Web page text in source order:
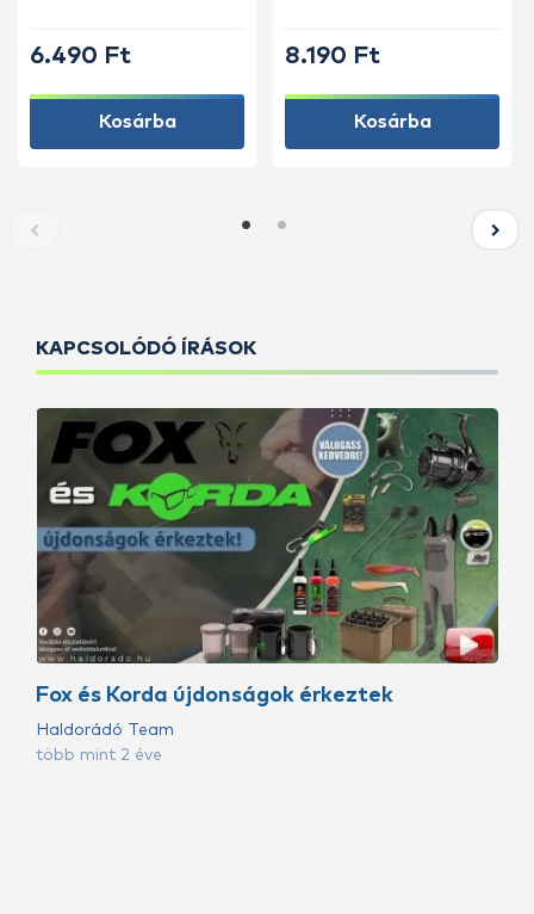
6.490 Ft
Kosárba
8.190 Ft
Kosárba
KAPCSOLÓDÓ ÍRÁSOK
Fox és Korda újdonságok érkeztek
Haldorádó Team
több mint 2 éve